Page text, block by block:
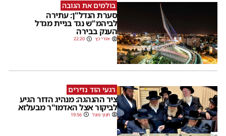
בולמים את הגובה
סערת הנדל"ן: עתירה
לביהמ"ש נגד בניית מגדל
הענק בבירה
אורי כץ 22:20
רגעי הוד נדירים
ציר ההנהגה: מנהיג הדור הגיע
לביקור אצל האדמו"ר מבעלזא
חנוך פוגל 19:56